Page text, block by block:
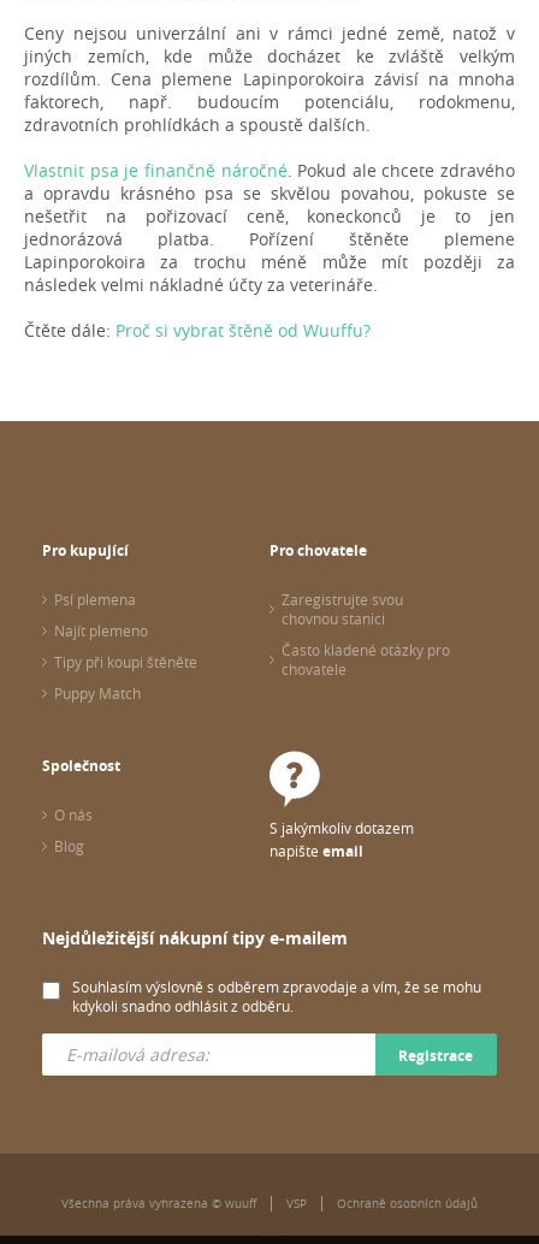
Ceny nejsou univerzální ani v rámci jedné země, natož v
jiných zemích, kde může docházet ke zvláště velkým
rozdílům. Cena plemene Lapinporokoira závisí na mnoha
faktorech, např. budoucím potenciálu, rodokmenu,
zdravotních prohlídkách a spoustě dalších.
Vlastnit psa je finančně náročné . Pokud ale chcete zdravého
a opravdu krásného psa se skvělou povahou, pokuste se
nešetřit na pořizovací ceně, koneckonců je to jen
jednorázová platba. Pořízení štěněte plemene
Lapinporokoira za trochu méně může mít později za
následek velmi nákladné účty za veterináře.
Čtěte dále: Proč si vybrat štěně od Wuuffu?
Pro kupující
Psí plemena
Najít plemeno
Tipy při koupi štěněte
Puppy Match
Pro chovatele
Zaregistrujte svou
chovnou stanici
Často kladené otázky pro
chovatele
Společnost
O nás
Blog
S jakýmkoliv dotazem
napište email
Nejdůležitější nákupní tipy e-mailem
Souhlasím výslovně s odběrem zpravodaje a vím, že se mohu
kdykoli snadno odhlásit z odběru.
Registrace
Všechna práva vyhrazena © wuuff VSP Ochraně osobních údajů